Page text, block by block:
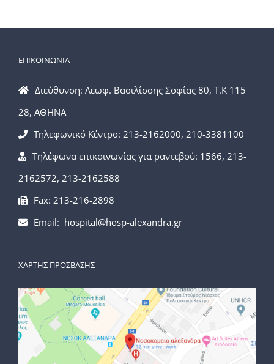
ΕΠΙΚΟΙΝΩΝΙΑ
Διεύθυνση: Λεωφ. Βασιλίσσης Σοφίας 80, Τ.Κ 115
28, ΑΘΗΝΑ
Τηλεφωνικό Κέντρο: 213-2162000, 210-3381100
Τηλέφωνα επικοινωνίας για ραντεβού: 1566, 213-
2162572, 213-2162588
Fax: 213-216-2898
Email: hospital@hosp-alexandra.gr
ΧΑΡΤΗΣ ΠΡΟΣΒΑΣΗΣ